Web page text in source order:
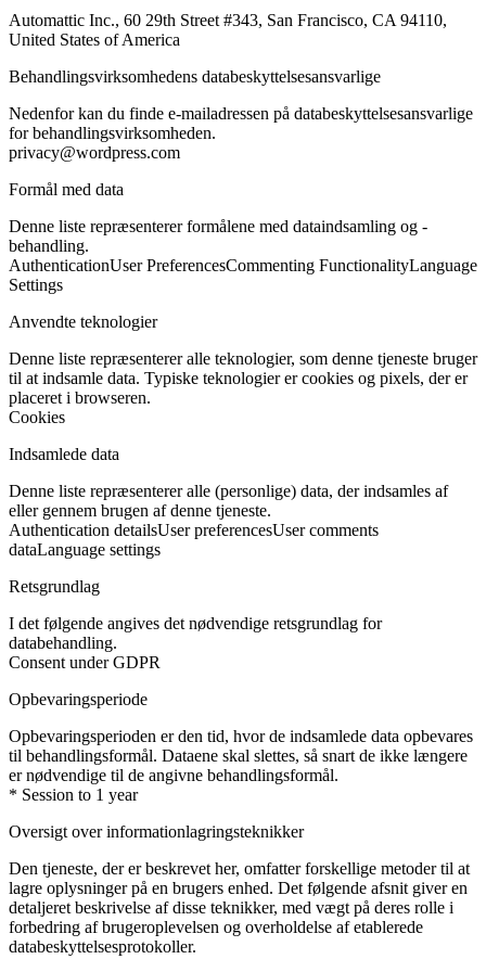
Automattic Inc., 60 29th Street #343, San Francisco, CA 94110,
United States of America
Behandlingsvirksomhedens databeskyttelsesansvarlige
Nedenfor kan du finde e-mailadressen på databeskyttelsesansvarlige
for behandlingsvirksomheden.
privacy@wordpress.com
Formål med data
Denne liste repræsenterer formålene med dataindsamling og -
behandling.
AuthenticationUser PreferencesCommenting FunctionalityLanguage
Settings
Anvendte teknologier
Denne liste repræsenterer alle teknologier, som denne tjeneste bruger
til at indsamle data. Typiske teknologier er cookies og pixels, der er
placeret i browseren.
Cookies
Indsamlede data
Denne liste repræsenterer alle (personlige) data, der indsamles af
eller gennem brugen af denne tjeneste.
Authentication detailsUser preferencesUser comments
dataLanguage settings
Retsgrundlag
I det følgende angives det nødvendige retsgrundlag for
databehandling.
Consent under GDPR
Opbevaringsperiode
Opbevaringsperioden er den tid, hvor de indsamlede data opbevares
til behandlingsformål. Dataene skal slettes, så snart de ikke længere
er nødvendige til de angivne behandlingsformål.
* Session to 1 year
Oversigt over informationlagringsteknikker
Den tjeneste, der er beskrevet her, omfatter forskellige metoder til at
lagre oplysninger på en brugers enhed. Det følgende afsnit giver en
detaljeret beskrivelse af disse teknikker, med vægt på deres rolle i
forbedring af brugeroplevelsen og overholdelse af etablerede
databeskyttelsesprotokoller.